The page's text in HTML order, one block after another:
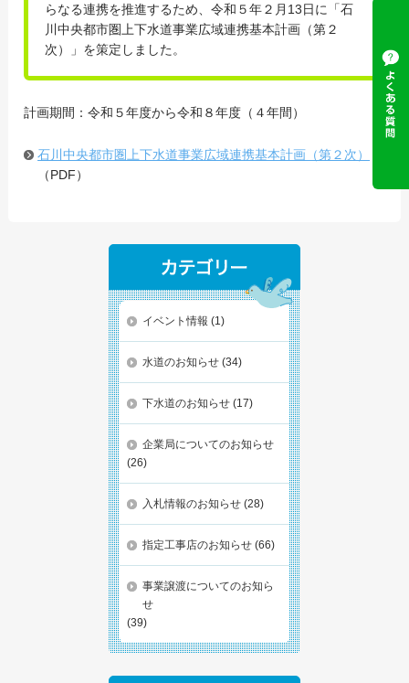
らなる連携を推進するため、令和５年２月13日に「石
川中央都市圏上下水道事業広域連携基本計画（第２
次）」を策定しました。
計画期間：令和５年度から令和８年度（４年間）
石川中央都市圏上下水道事業広域連携基本計画（第２次）
（PDF）
イベント情報 (1)
水道のお知らせ (34)
下水道のお知らせ (17)
企業局についてのお知らせ
(26)
入札情報のお知らせ (28)
指定工事店のお知らせ (66)
事業譲渡についてのお知ら
せ
(39)